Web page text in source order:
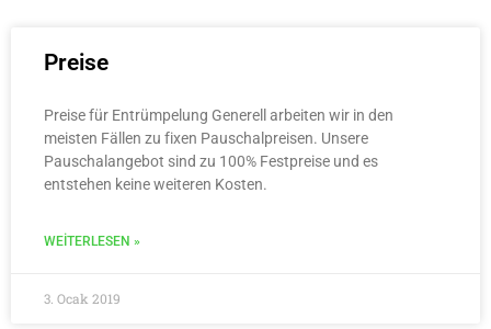
Preise
Preise für Entrümpelung Generell arbeiten wir in den
meisten Fällen zu fixen Pauschalpreisen. Unsere
Pauschalangebot sind zu 100% Festpreise und es
entstehen keine weiteren Kosten.
WEITERLESEN »
3. Ocak 2019